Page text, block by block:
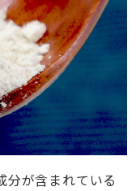
分が含まれている